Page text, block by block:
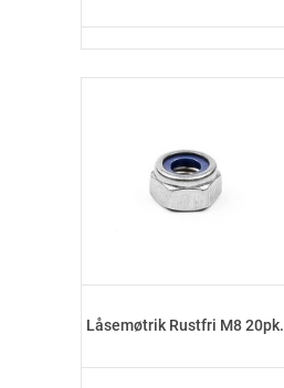
Låsemøtrik Rustfri M8 20pk.